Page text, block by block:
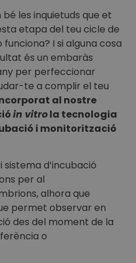
les inquietuds que et
etapa del teu cicle de
funciona? I si alguna cosa
és un embaràs
per perfeccionar
te a complir el teu
al nostre
in vitrola tecnologia
i monitorització
d’incubació
per al
alhora que
permet observar en
des del moment de la
o